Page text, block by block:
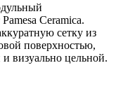
Ceramica.
сетку из
поверхностью,
визуально цельной.